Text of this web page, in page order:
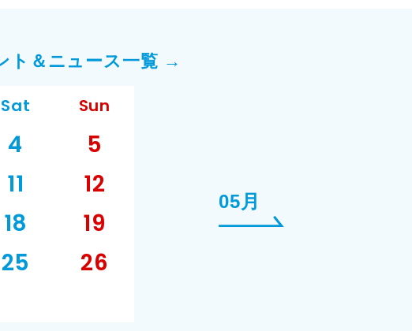
ト＆ニュース一覧 →
Sat Sun
4
5
11
12
18
19
25
26
05月